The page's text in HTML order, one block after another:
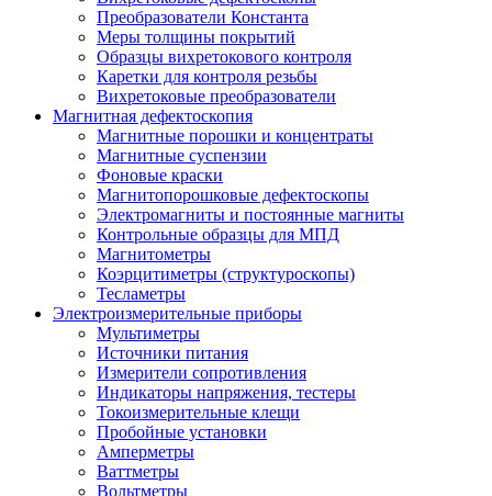
Преобразователи Константа
Меры толщины покрытий
Образцы вихретокового контроля
Каретки для контроля резьбы
Вихретоковые преобразователи
Магнитная дефектоскопия
Магнитные порошки и концентраты
Магнитные суспензии
Фоновые краски
Магнитопорошковые дефектоскопы
Электромагниты и постоянные магниты
Контрольные образцы для МПД
Магнитометры
Коэрцитиметры (структуроскопы)
Тесламетры
Электроизмерительные приборы
Мультиметры
Источники питания
Измерители сопротивления
Индикаторы напряжения, тестеры
Токоизмерительные клещи
Пробойные установки
Амперметры
Ваттметры
Вольтметры